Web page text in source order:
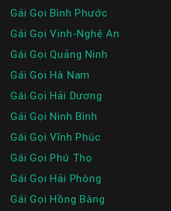
Gái Gọi Bình Phước
Gái Gọi Vinh-Nghệ An
Gái Gọi Quảng Ninh
Gái Gọi Hà Nam
Gái Gọi Hải Dương
Gái Gọi Ninh Bình
Gái Gọi Vĩnh Phúc
Gái Gọi Phú Thọ
Gái Gọi Hải Phòng
Gái Gọi Hồng Bàng